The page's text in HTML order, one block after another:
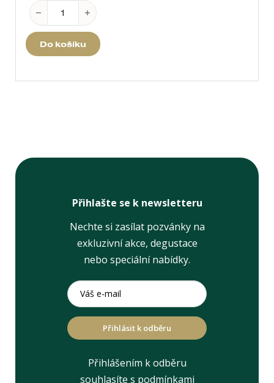
Veritas Old World Syrah á 2ks množství
Do košíku
Přihlašte se k newsletteru
Nechte si zasílat pozvánky na
exkluzivní akce, degustace
nebo speciální nabídky.
Přihlásit k odběru
Přihlášením k odběru
souhlasíte s podmínkami